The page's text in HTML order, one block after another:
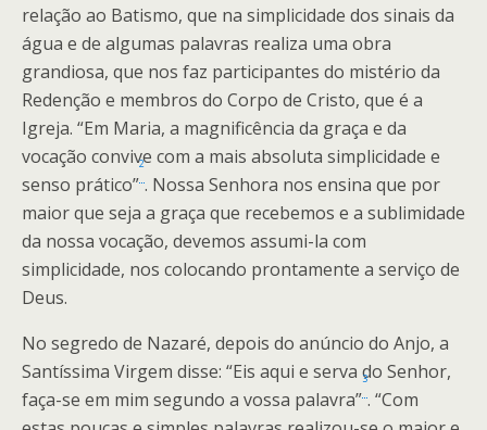
relação ao Batismo, que na simplicidade dos sinais da
água e de algumas palavras realiza uma obra
grandiosa, que nos faz participantes do mistério da
Redenção e membros do Corpo de Cristo, que é a
Igreja. “Em Maria, a magnificência da graça e da
vocação convive com a mais absoluta simplicidade e
senso prático”
2
. Nossa Senhora nos ensina que por
maior que seja a graça que recebemos e a sublimidade
da nossa vocação, devemos assumi-la com
simplicidade, nos colocando prontamente a serviço de
Deus.
No segredo de Nazaré, depois do anúncio do Anjo, a
Santíssima Virgem disse: “Eis aqui e serva do Senhor,
faça-se em mim segundo a vossa palavra”
3
. “Com